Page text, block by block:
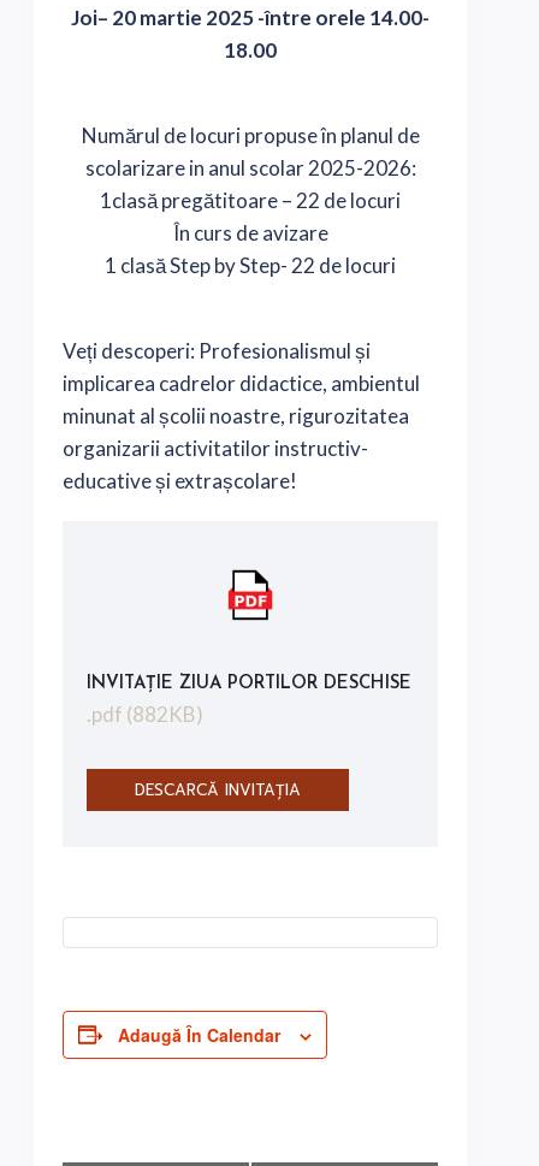
Joi– 20 martie 2025 -între orele 14.00-
18.00
Numărul de locuri propuse în planul de
scolarizare in anul scolar 2025-2026:
1clasă pregătitoare – 22 de locuri
În curs de avizare
1 clasă Step by Step- 22 de locuri
Veți descoperi: Profesionalismul și
implicarea cadrelor didactice, ambientul
minunat al școlii noastre, rigurozitatea
organizarii activitatilor instructiv-
educative și extrașcolare!
INVITAȚIE ZIUA PORTILOR DESCHISE
.pdf (882KB)
DESCARCĂ INVITAȚIA
Adaugă În Calendar